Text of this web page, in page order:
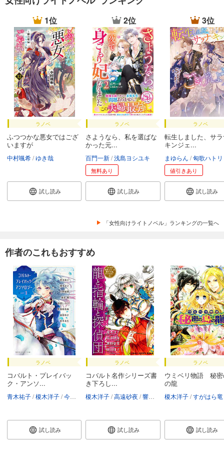
1位
ラノベ
ふつつかな悪女ではござ
いますが
中村颯希 ゆき哉
試し読み
2位
ラノベ
さようなら、私を選ばな
かった元...
百門一新 浅島ヨシユキ
無料あり
試し読み
3位
ラノベ
転生しました、サ
キンジェ...
まゆらん 匈歌ハトリ
値引きあり
試し読み
「女性向けライトノベル」ランキングの一覧へ
作者のこれもおすすめ
ラノベ
コバルト・プレイバッ
ク・アンソ...
青木祐子 榎木洋子 今野緒雪 真堂樹 須賀しのぶ 野梨原花南 前田珠子 若
試し読み
ラノベ
コバルト名作シリーズ書
き下ろし...
榎木洋子 高遠砂夜 響野夏菜 前田珠子 明咲ト
試し読み
ラノベ
ウミベリ物語 秘密
の龍
榎木洋子 すがはら竜
試し読み